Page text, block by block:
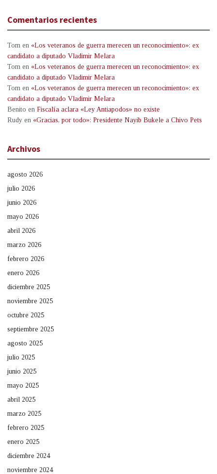
Comentarios recientes
Tom en «Los veteranos de guerra merecen un reconocimiento»: ex
candidato a diputado Vladimir Melara
Tom en «Los veteranos de guerra merecen un reconocimiento»: ex
candidato a diputado Vladimir Melara
Tom en «Los veteranos de guerra merecen un reconocimiento»: ex
candidato a diputado Vladimir Melara
Benito en Fiscalía aclara «Ley Antiapodos» no existe
Rudy en «Gracias, por todo»: Presidente Nayib Bukele a Chivo Pets
Archivos
agosto 2026
julio 2026
junio 2026
mayo 2026
abril 2026
marzo 2026
febrero 2026
enero 2026
diciembre 2025
noviembre 2025
octubre 2025
septiembre 2025
agosto 2025
julio 2025
junio 2025
mayo 2025
abril 2025
marzo 2025
febrero 2025
enero 2025
diciembre 2024
noviembre 2024